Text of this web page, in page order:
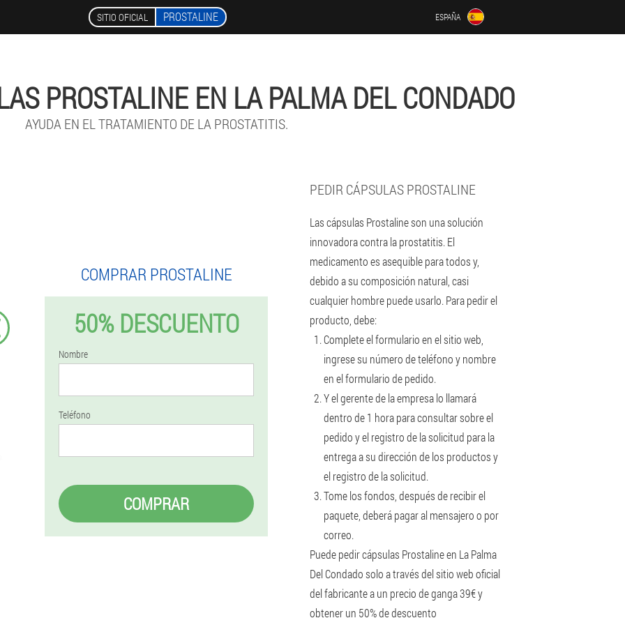
SITIO OFICIAL PROSTALINE ESPAÑA
PROSTALINE EN LA PALMA DEL CONDADO
AYUDA EN EL TRATAMIENTO DE LA PROSTATITIS.
COMPRAR PROSTALINE
50% DESCUENTO
Nombre
Teléfono
COMPRAR
PEDIR CÁPSULAS PROSTALINE
Las cápsulas Prostaline son una solución
innovadora contra la prostatitis. El
medicamento es asequible para todos y,
debido a su composición natural, casi
cualquier hombre puede usarlo. Para pedir el
producto, debe:
Complete el formulario en el sitio web,
ingrese su número de teléfono y nombre
en el formulario de pedido.
Y el gerente de la empresa lo llamará
dentro de 1 hora para consultar sobre el
pedido y el registro de la solicitud para la
entrega a su dirección de los productos y
el registro de la solicitud.
Tome los fondos, después de recibir el
paquete, deberá pagar al mensajero o por
correo.
Puede pedir cápsulas Prostaline en La Palma
Del Condado solo a través del sitio web oficial
del fabricante a un precio de ganga 39€ y
obtener un 50% de descuento